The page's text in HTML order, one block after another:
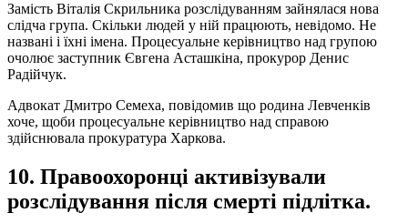
Замість Віталія Скрильника розслідуванням зайнялася нова
слідча група. Скільки людей у ній працюють, невідомо. Не
названі і їхні імена. Процесуальне керівництво над групою
очолює заступник Євгена Асташкіна, прокурор Денис
Радійчук.
Адвокат Дмитро Семеха, повідомив що родина Левченків
хоче, щоби процесуальне керівництво над справою
здійснювала прокуратура Харкова.
10. Правоохоронці активізували
розслідування після смерті підлітка.